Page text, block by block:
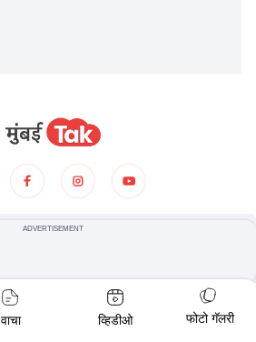
गोपनीयता धोरण
ADVERTISEMENT
वाचा व्हिडीओ फोटो गॅलरी